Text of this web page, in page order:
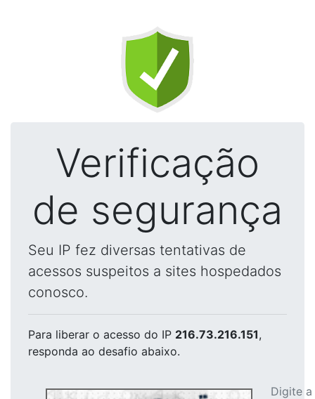
Verificação
de segurança
Seu IP fez diversas tentativas de
acessos suspeitos a sites hospedados
conosco.
Para liberar o acesso do IP 216.73.216.151,
responda ao desafio abaixo.
Digite